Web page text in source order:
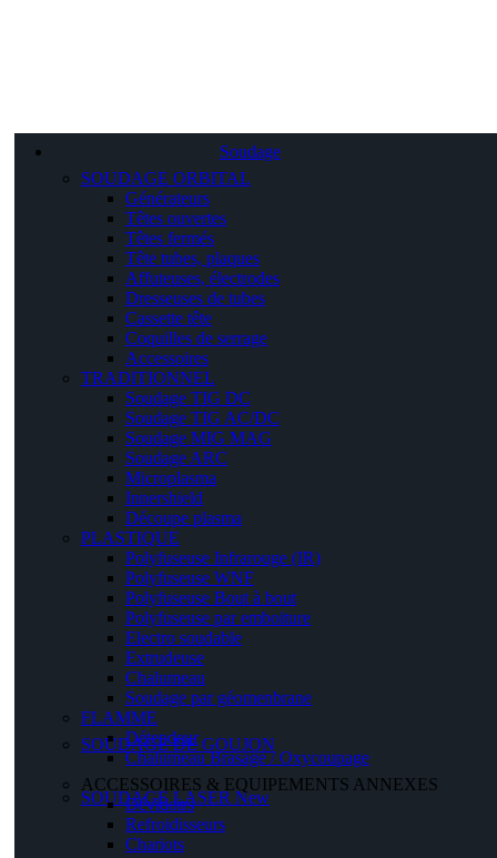
Soudage
SOUDAGE ORBITAL
Générateurs
Têtes ouvertes
Têtes fermés
Tête tubes, plaques
Affuteuses, électrodes
Dresseuses de tubes
Cassette tête
Coquilles de serrage
Accessoires
TRADITIONNEL
Soudage TIG DC
Soudage TIG AC/DC
Soudage MIG MAG
Soudage ARC
Microplasma
Innershield
Découpe plasma
PLASTIQUE
Polyfuseuse Infrarouge (IR)
Polyfuseuse WNF
Polyfuseuse Bout à bout
Polyfuseuse par emboiture
Electro soudable
Extrudeuse
Chalumeau
Soudage par géomenbrane
FLAMME
Détendeur
Chalumeau Brasage / Oxycoupage
SOUDAGE DE GOUJON
SOUDAGE LASER New
ACCESSOIRES & EQUIPEMENTS ANNEXES
Dévidoirs
Refroidisseurs
Chariots